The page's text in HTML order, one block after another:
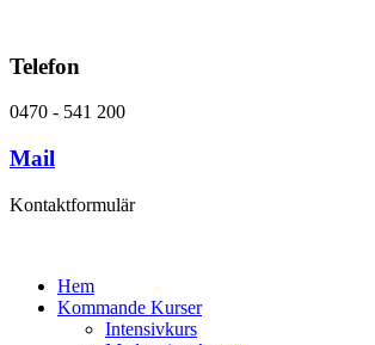
Telefon
0470 - 541 200
Mail
Kontaktformulär
Hem
Kommande Kurser
Intensivkurs